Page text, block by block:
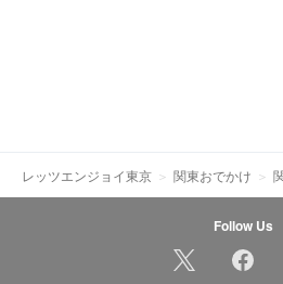
レッツエンジョイ東京 関東おでかけ
Follow Us